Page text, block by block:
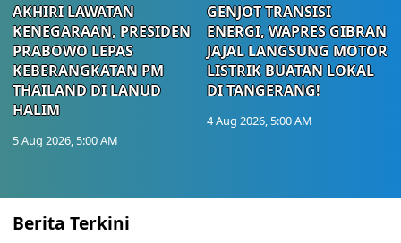
AKHIRI LAWATAN
KENEGARAAN, PRESIDEN
PRABOWO LEPAS
KEBERANGKATAN PM
THAILAND DI LANUD
HALIM
5 Aug 2026, 5:00 AM
GENJOT TRANSISI
ENERGI, WAPRES GIBRAN
JAJAL LANGSUNG MOTOR
LISTRIK BUATAN LOKAL
DI TANGERANG!
4 Aug 2026, 5:00 AM
Berita Terkini